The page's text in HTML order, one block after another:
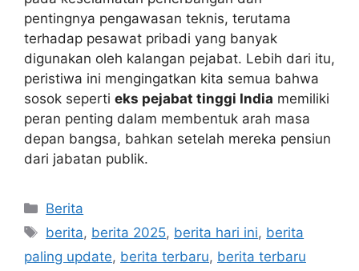
pentingnya pengawasan teknis, terutama
terhadap pesawat pribadi yang banyak
digunakan oleh kalangan pejabat. Lebih dari itu,
peristiwa ini mengingatkan kita semua bahwa
sosok seperti eks pejabat tinggi India memiliki
peran penting dalam membentuk arah masa
depan bangsa, bahkan setelah mereka pensiun
dari jabatan publik.
Kategori
Berita
Tag
berita, berita 2025, berita hari ini, berita
paling update, berita terbaru, berita terbaru